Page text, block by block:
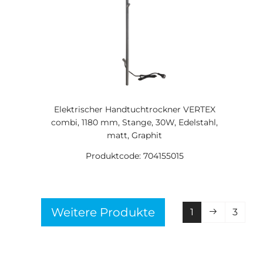
Elektrischer Handtuchtrockner VERTEX
combi, 1180 mm, Stange, 30W, Edelstahl,
matt, Graphit
Produktcode: 704155015
Weitere Produkte 1 3